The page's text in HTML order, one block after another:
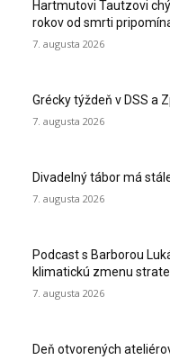
Hartmutovi Tautzovi
rokov od smrti
7. augusta 2026
Grécky týždeň v DSS a
7. augusta 2026
Divadelný tábor má
7. augusta 2026
Podcast s Barborou
klimatickú zmenu
7. augusta 2026
Deň otvorených